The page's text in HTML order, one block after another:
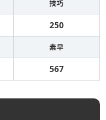
技巧
250
素早
567